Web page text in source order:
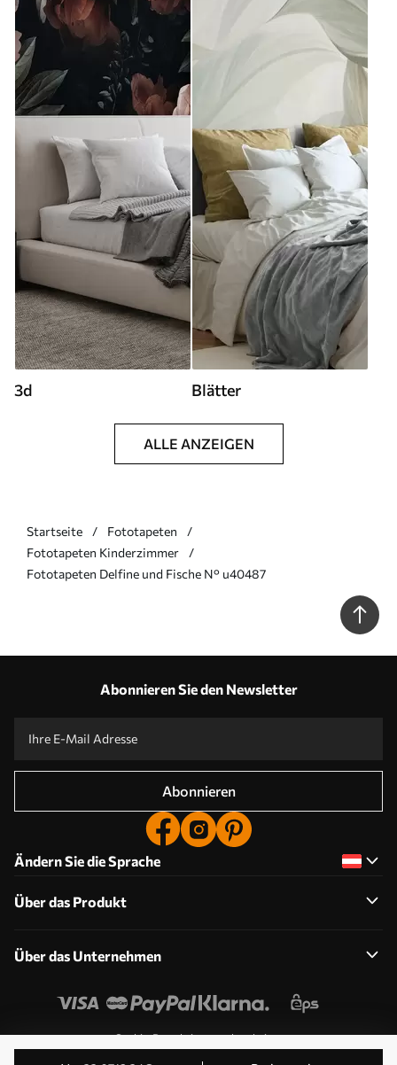
3d Blätter
ALLE ANZEIGEN
Startseite
Fototapeten
Fototapeten Kinderzimmer
Fototapeten Delfine und Fische N° u40487
Abonnieren Sie den Newsletter
Abonnieren
Ändern Sie die Sprache
Über das Produkt
Über das Unternehmen
Cookie-Berechtigungen bearbeiten
© 2011-2026 Uwalls . Alle Rechte vorbehalten. Betrieben